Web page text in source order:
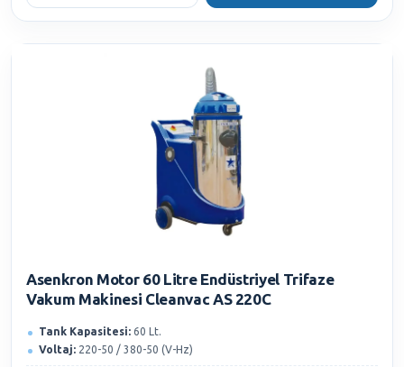
Asenkron Motor 60 Litre Endüstriyel Trifaze
Vakum Makinesi Cleanvac AS 220C
Tank Kapasitesi: 60 Lt.
Voltaj: 220-50 / 380-50 (V-Hz)